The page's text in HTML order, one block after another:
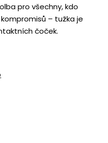
pro všechny, kdo
– tužka je
čoček.